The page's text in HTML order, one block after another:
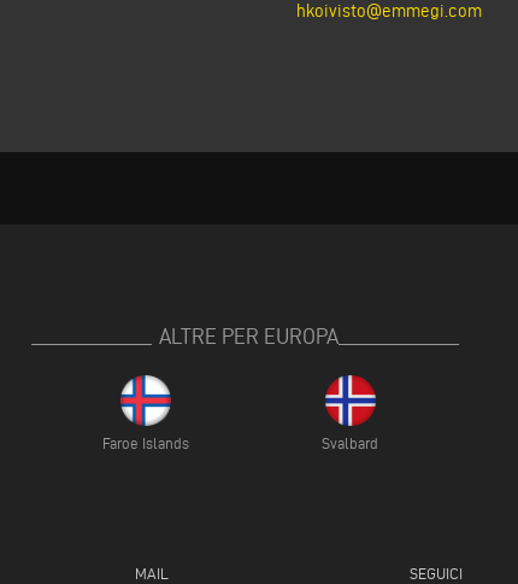
hkoivisto@emmegi.com
ALTRE PER EUROPA
Faroe Islands Svalbard
MAIL SEGUICI